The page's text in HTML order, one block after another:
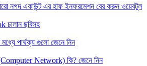
নগদ একাউন্ট এর হাফ ইনফরমেশন বের করুন ওয়েবটুল
চালান ছবিসহ
পার্থক্য গুলো জেনে নিন
(Computer Network) কি? জেনে নিন